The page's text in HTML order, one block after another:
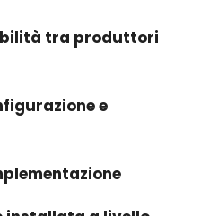
tra produttori
e